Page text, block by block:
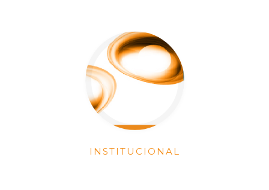
INSTITUCIONAL